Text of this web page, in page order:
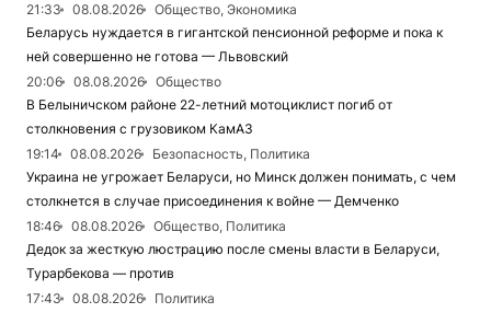
21:33
08.08.2026
Общество, Экономика
Беларусь нуждается в гигантской пенсионной реформе и пока к
ней совершенно не готова — Львовский
20:06
08.08.2026
Общество
В Белыничском районе 22-летний мотоциклист погиб от
столкновения с грузовиком КамАЗ
19:14
08.08.2026
Безопасность, Политика
Украина не угрожает Беларуси, но Минск должен понимать, с чем
столкнется в случае присоединения к войне — Демченко
18:46
08.08.2026
Общество, Политика
Дедок за жесткую люстрацию после смены власти в Беларуси,
Турарбекова — против
17:43
08.08.2026
Политика